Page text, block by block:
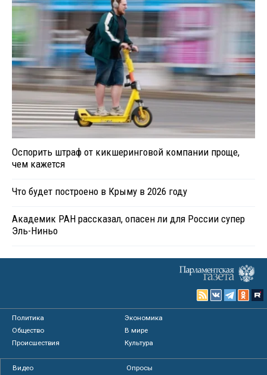
Оспорить штраф от кикшеринговой компании проще,
чем кажется
Что будет построено в Крыму в 2026 году
Академик РАН рассказал, опасен ли для России супер
Эль-Ниньо
Политика
Экономика
Общество
В мире
Происшествия
Культура
Видео
Опросы